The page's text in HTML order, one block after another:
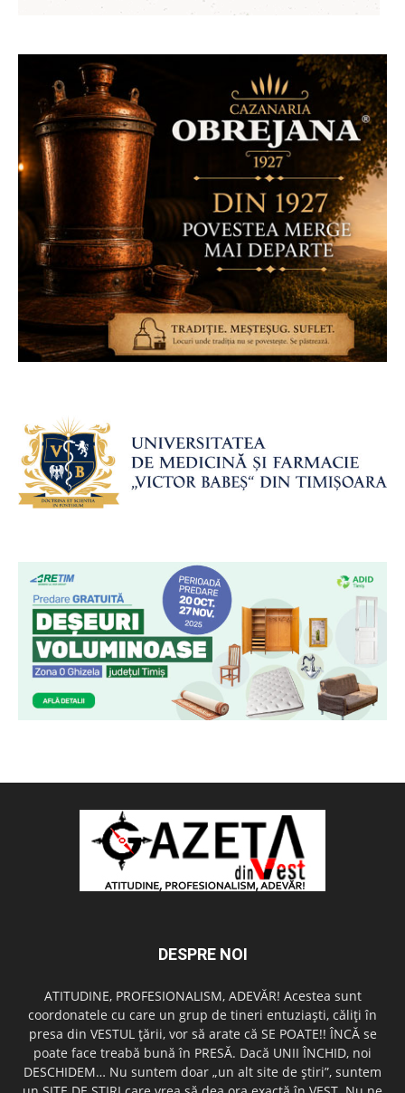
DESPRE NOI
ATITUDINE, PROFESIONALISM, ADEVĂR! Acestea sunt
coordonatele cu care un grup de tineri entuziaşti, căliţi în
presa din VESTUL ţării, vor să arate că SE POATE!! ÎNCĂ se
poate face treabă bună în PRESĂ. Dacă UNII ÎNCHID, noi
DESCHIDEM… Nu suntem doar „un alt site de ştiri”, suntem